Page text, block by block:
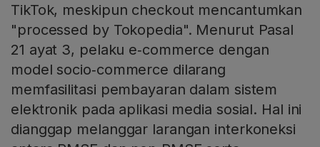
TikTok, meskipun checkout mencantumkan
"processed by Tokopedia". Menurut Pasal
21 ayat 3, pelaku e‑commerce dengan
model socio‑commerce dilarang
memfasilitasi pembayaran dalam sistem
elektronik pada aplikasi media sosial. Hal ini
dianggap melanggar larangan interkoneksi